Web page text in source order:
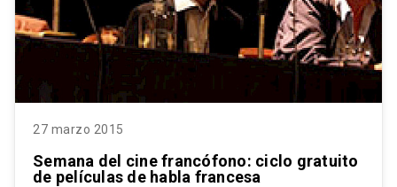
27 marzo 2015
Semana del cine francófono: ciclo gratuito
de películas de habla francesa